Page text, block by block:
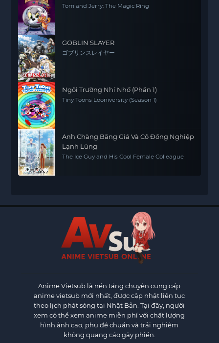
Tom and Jerry: The Magic Ring
GOBLIN SLAYER
ゴブリンスレイヤー
Ngôi Trường Nhí Nhố (Phần 1)
Tiny Toons Looniversity (Season 1)
Anh Chàng Băng Giá Và Cô Đồng Nghiệp
Lạnh Lùng
The Ice Guy and His Cool Female Colleague
Anime Vietsub là nền tảng chuyên cung cấp
anime vietsub mới nhất, được cập nhật liên tục
theo lịch phát sóng tại Nhật Bản. Tại đây, người
xem có thể xem anime miễn phí với chất lượng
hình ảnh cao, phụ đề chuẩn và trải nghiệm
không quảng cáo gây phiền.